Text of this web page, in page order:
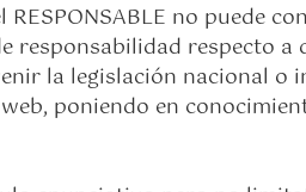
no puede
respecto a
la legislación nacional o
poniendo en